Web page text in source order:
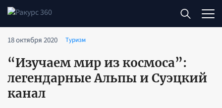
18 октября 2020 Туризм
“Изучаем мир из космоса”:
легендарные Альпы и Суэцкий
канал